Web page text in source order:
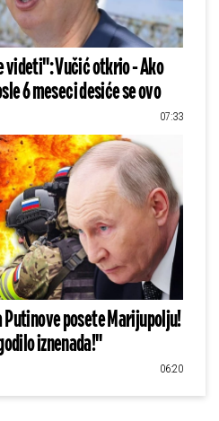
videti": Vučić otkrio - Ako
6 meseci desiće se ovo
07:33
posete Marijupolju!
iznenada!"
06:20